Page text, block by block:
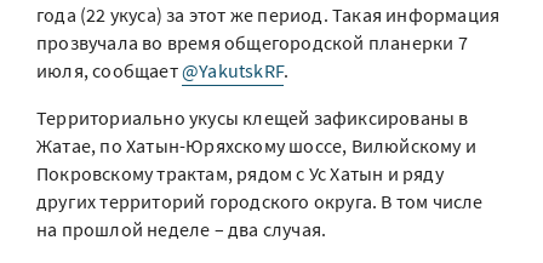
года (22 укуса) за этот же период. Такая информация
прозвучала во время общегородской планерки 7
июля, сообщает@YakutskRF.
Территориально укусы клещей зафиксированы в
Жатае, по Хатын-Юряхскому шоссе, Вилюйскому и
Покровскому трактам, рядом с Ус Хатын и ряду
других территорий городского округа. В том числе
на прошлой неделе – два случая.